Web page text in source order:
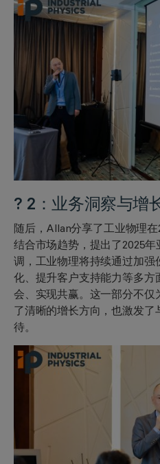
? 2：业务洞察与增
随后，Allan分享了工业物理
结合市场趋势，提出了2025
调，工业物理将持续通过加强
化、提升客户支持能力等多
会、实现共赢。这一部分不
了清晰的增长方向，也激发了
待。